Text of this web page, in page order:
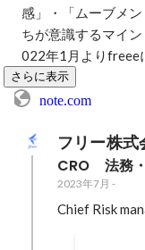
感」・「ムーブメ
ちが意識するマイ
022年1月よりfreee
さらに表示
note.com
フリー株式
CRO　法務
2023年7月 -
Chief Risk